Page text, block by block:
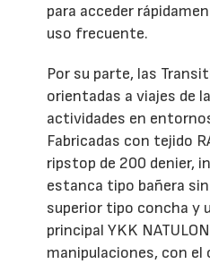
para acceder
uso frecuente.
Por su parte, las
orientadas a viajes de
actividades en
Fabricadas con tejido
ripstop de 200 denier,
estanca tipo bañera
superior tipo concha y
principal YKK
manipulaciones, con